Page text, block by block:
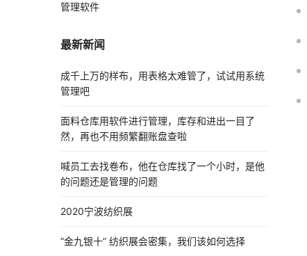
管理软件
最新新闻
成千上万的样布，用表格太难管了，试试用系统
管理吧
面料仓库用软件进行管理，库存和进出一目了
然，再也不用频繁翻账盘查啦
喊员工去找卷布，他在仓库找了一个小时，是他
的问题还是管理的问题
2020宁波纺织展
“金九银十” 纺织展会密集，我们该如何选择